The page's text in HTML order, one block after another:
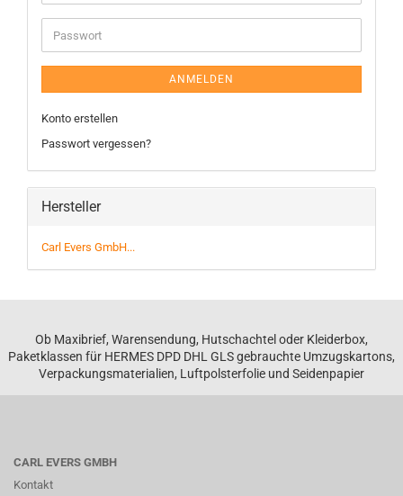
ANMELDEN
Konto erstellen
Passwort vergessen?
Hersteller
Carl Evers GmbH...
Ob Maxibrief, Warensendung, Hutschachtel oder Kleiderbox,
Paketklassen für HERMES DPD DHL GLS gebrauchte Umzugskartons,
Verpackungsmaterialien, Luftpolsterfolie und Seidenpapier
CARL EVERS GMBH
Kontakt